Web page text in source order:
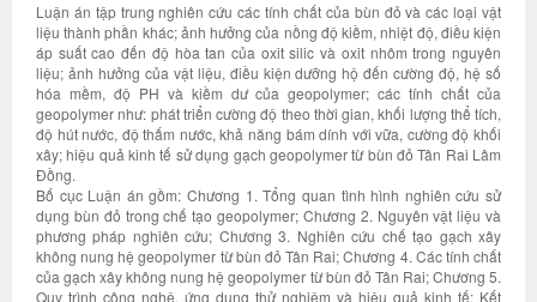
Luận án tập trung nghiên cứu các tính chất của bùn đỏ và các loại vật
liệu thành phần khác; ảnh hưởng của nồng độ kiềm, nhiệt độ, điều kiện
áp suất cao đến độ hòa tan của oxit silic và oxit nhôm trong nguyên
liệu; ảnh hưởng của vật liệu, điều kiện dưỡng hộ đến cường độ, hệ số
hóa mềm, độ PH và kiềm dư của geopolymer; các tính chất của
geopolymer như: phát triển cường độ theo thời gian, khối lượng thể tích,
độ hút nước, độ thấm nước, khả năng bám dính với vữa, cường độ khối
xây; hiệu quả kinh tế sử dụng gạch geopolymer từ bùn đỏ Tân Rai Lâm
Đồng.
Bố cục Luận án gồm: Chương 1. Tổng quan tình hình nghiên cứu sử
dụng bùn đỏ trong chế tạo geopolymer; Chương 2. Nguyên vật liệu và
phương pháp nghiên cứu; Chương 3. Nghiên cứu chế tạo gạch xây
không nung hệ geopolymer từ bùn đỏ Tân Rai; Chương 4. Các tính chất
của gạch xây không nung hệ geopolymer từ bùn đỏ Tân Rai; Chương 5.
Quy trình công nghệ, ứng dụng thử nghiệm và hiệu quả kinh tế; Kết